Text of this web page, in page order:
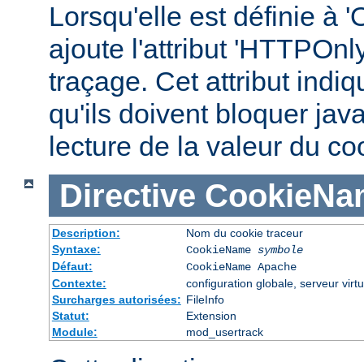
Lorsqu'elle est définie à
ajoute l'attribut
traçage. Cet attribut
qu'ils doivent bloquer
lecture de la valeur du
Directive
Description:
Nom du cookie traceur
Syntaxe:
CookieName symbole
Défaut:
CookieName Apache
Contexte:
configuration globale, serveur
Surcharges autorisées: FileInfo
Statut:
Extension
Module:
mod_usertrack